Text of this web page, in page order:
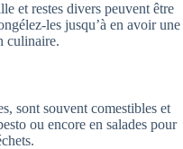
et restes divers peuvent être
les jusqu’à en avoir une
culinaire.
sont souvent comestibles et
ou encore en salades pour